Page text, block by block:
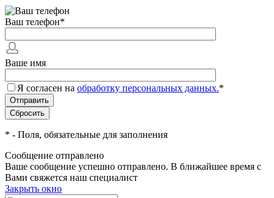
Ваш телефон*
Ваше имя
Я согласен на обработку персональных данных.*
* - Поля, обязательные для заполнения
Сообщение отправлено
Ваше сообщение успешно отправлено. В ближайшее время с
Вами свяжется наш специалист
Закрыть окно